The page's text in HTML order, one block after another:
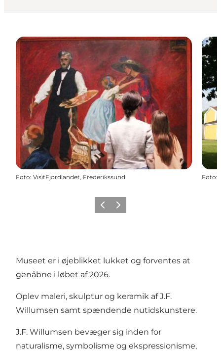
Foto: VisitFjordlandet, Frederikssund Foto:
ForrigeNæste
Museet er i øjeblikket lukket og forventes at
genåbne i løbet af 2026.
Oplev maleri, skulptur og keramik af J.F.
Willumsen samt spændende nutidskunstere.
J.F. Willumsen bevæger sig inden for
naturalisme, symbolisme og ekspressionisme,